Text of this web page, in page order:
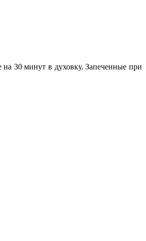
30 минут в духовку. Запеченные при